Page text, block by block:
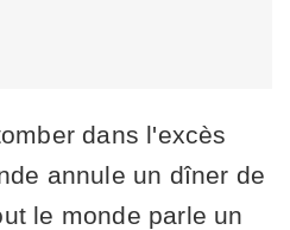
dans l'excès
annule un dîner de
le monde parle un